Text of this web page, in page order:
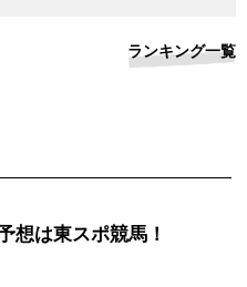
ランキング一覧
想は東スポ競馬！